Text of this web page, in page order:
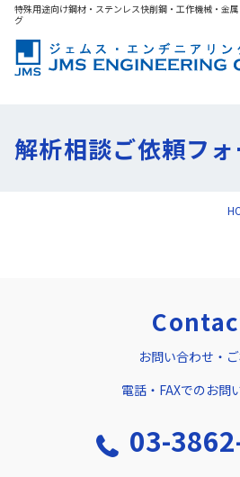
特殊用途向け鋼材・ステンレス快削鋼・工作機械・金
グ
解析相談ご依頼フォ
お問い合わせ・
電話・FAXでのお問
03-